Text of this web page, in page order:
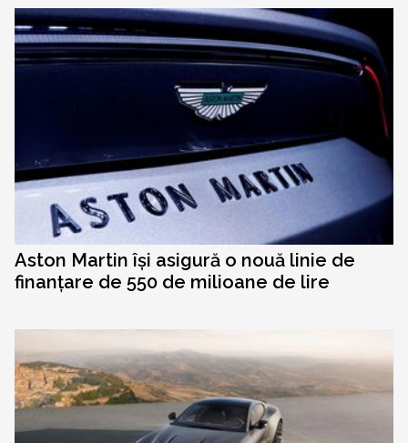
Aston Martin își asigură o nouă linie de
finanțare de 550 de milioane de lire